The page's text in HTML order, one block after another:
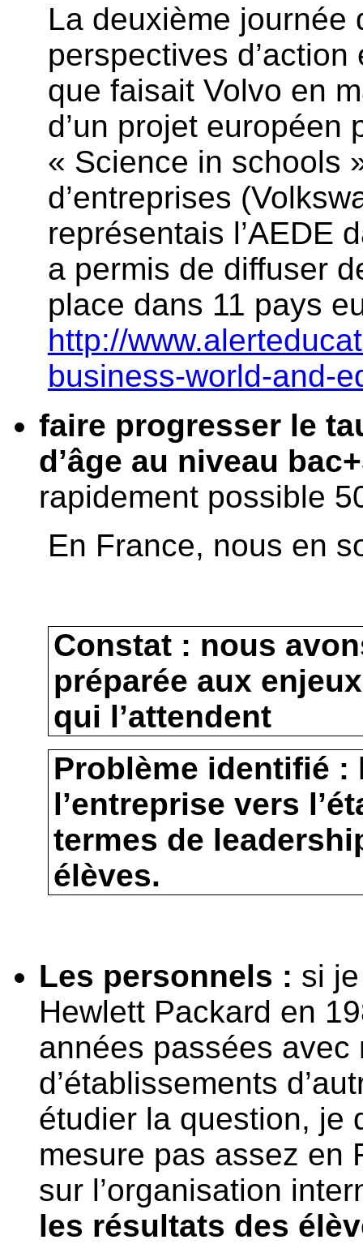
La deuxième journée
perspectives
que faisait Volvo en
d’un projet européen
« Science in schools
d’entreprises
représentais l’AEDE
a permis de diffuser
place dans 11 pays
http://
business-world-and-
faire progresser le
d’âge au niveau
rapidement possible
En France, nous en
Constat : nous
préparée aux
qui l’attendent
Problème identifié :
l’entreprise vers
termes de
élèves.
Les personnels : si
Hewlett Packard en
années passées
d’établissements
étudier la question, je
mesure pas assez en
sur l’organisation
les résultats des